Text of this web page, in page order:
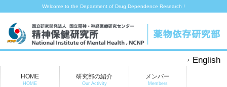
Welcome to the Department of Drug Dependence Research !
English
HOME
HOME
研究部の紹介
Our Activity
メンバー
Members